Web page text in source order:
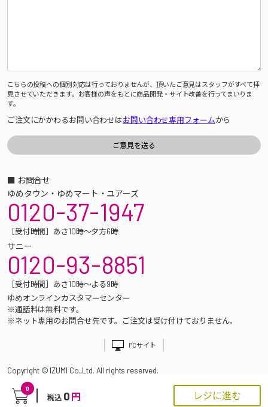
0
税込 0 円 レジに進む
こちらの投稿への個別対応は行っておりませんが、頂いたご意見はスタッフがすべて拝
見させていただきます。お客様の声をもとに商品開発・サイト改善を行ってまいりま
す。
ご注文にかかわるお問い合わせはお問い合わせ専用フォームから
■ お問合せ
ゆめタウン・ゆめマート・ユアーズ
0120-37-1947
［受付時間］あさ10時～夕方6時
サニー
0120-93-8851
［受付時間］あさ10時～よる9時
ゆめオンラインカスタマーセンター
※通話料は無料です。
※ネット専用のお問合せ先です。ご注文は受け付けておりません。
PCサイト
Copyright © IZUMI Co.,Ltd. All rights reserved.